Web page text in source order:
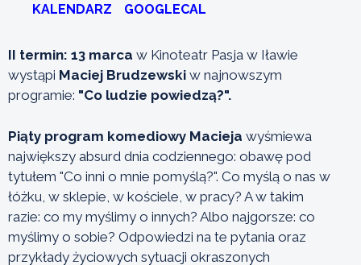
KALENDARZ GOOGLECAL
II termin: 13 marca w Kinoteatr Pasja w Iławie
wystąpi Maciej Brudzewski w najnowszym
programie: "Co ludzie powiedzą?".
Piąty program komediowy Macieja wyśmiewa
największy absurd dnia codziennego: obawę pod
tytułem "Co inni o mnie pomyślą?". Co myślą o nas w
łóżku, w sklepie, w kościele, w pracy? A w takim
razie: co my myślimy o innych? Albo najgorsze: co
myślimy o sobie? Odpowiedzi na te pytania oraz
przykłady życiowych sytuacji okraszonych